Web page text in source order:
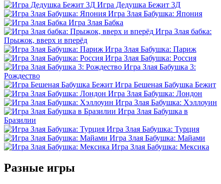
Игра Дедушка Бежит 3Д
Игра Злая Бабушка: Япония
Игра Злая Бабка
Игра Злая бабка:
Прыжок, вверх и вперёд
Игра Злая Бабушка: Париж
Игра Злая Бабушка: Россия
Игра Злая Бабушка 3:
Рождество
Игра Бешеная Бабушка Бежит
Игра Злая Бабушка: Лондон
Игра Злая Бабушка: Хэллоуин
Игра Злая Бабушка в
Бразилии
Игра Злая Бабушка: Турция
Игра Злая Бабушка: Майами
Игра Злая Бабушка: Мексика
Разные игры